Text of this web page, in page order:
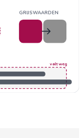
GRIJSWAARDEN
valt weg